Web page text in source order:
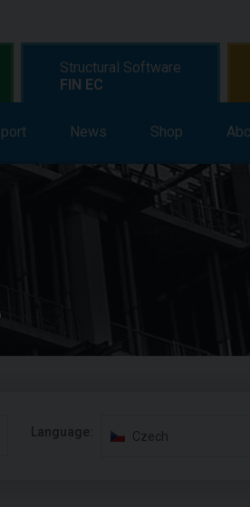
Support News
Structural Software
FIN EC
News Shop
Language: Czech